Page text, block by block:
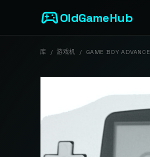
sports_esportsOldGameHub
库 / 游戏机 / GAME BOY ADVANCE